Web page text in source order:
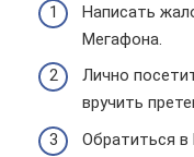
Написать
Мегафона.
Лично
вручить
Обратиться в